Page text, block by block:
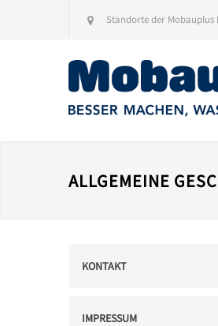
Standorte der Mobauplus
ALLGEMEINE
KONTAKT
IMPRESSUM